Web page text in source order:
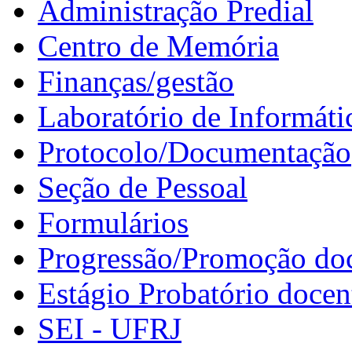
Administração Predial
Centro de Memória
Finanças/gestão
Laboratório de
Protocolo/Documentação
Seção de Pessoal
Formulários
Progressão/Promoção
Estágio Probatório
SEI - UFRJ